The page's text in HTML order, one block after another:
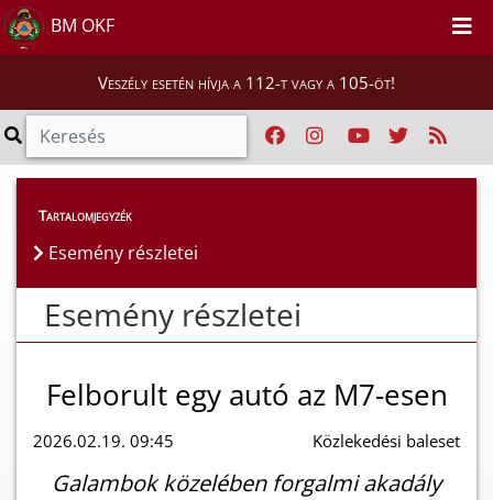
BM OKF
Veszély esetén hívja a 112-t vagy a 105-öt!
Esemény részletei
Tartalomjegyzék
Esemény részletei
Esemény részletei
Felborult egy autó az M7-esen
2026.02.19. 09:45 Közlekedési baleset
Galambok közelében forgalmi akadály